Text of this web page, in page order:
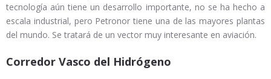
tecnología aún tiene un desarrollo importante, no se ha hecho a
escala industrial, pero Petronor tiene una de las mayores plantas
del mundo. Se tratará de un vector muy interesante en aviación.
Corredor Vasco del Hidrógeno